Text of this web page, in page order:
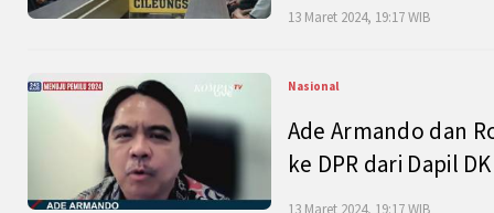
13 Maret 2024, 19:17 WIB
Nasional
Ade Armando dan
ke DPR dari Dapil